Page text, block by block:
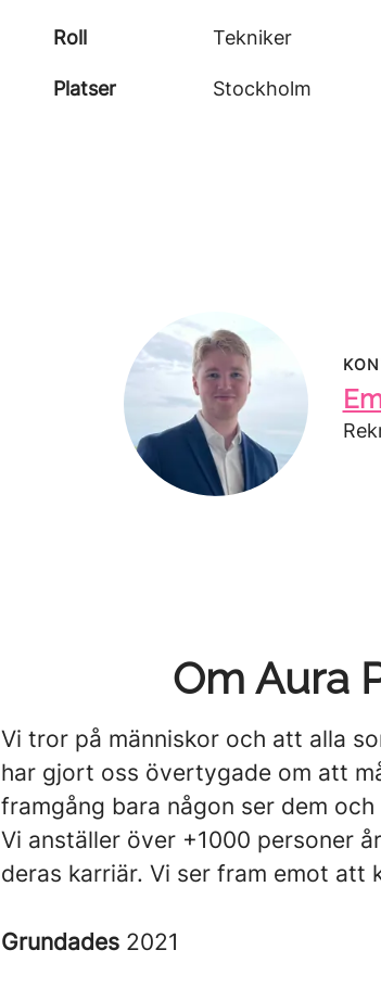
Roll Tekniker
Platser Stockholm
Om Aura
Vi tror på människor och att alla
har gjort oss övertygade om att
framgång bara någon ser dem
Vi anställer över +1000 personer
deras karriär. Vi ser fram emot att
Grundades 2021